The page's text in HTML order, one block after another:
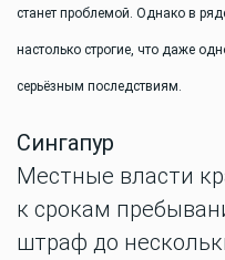
станет проблемой. Однако в
настолько строгие, что даже
серьёзным последствиям.
Сингапур
Местные власти
к срокам
штраф до